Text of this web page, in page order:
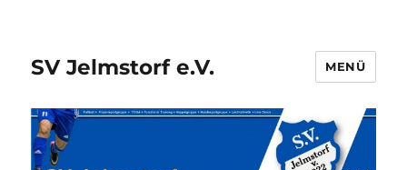
SV Jelmstorf e.V. MENÜ